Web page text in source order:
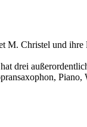
M. Christel und ihre
drei